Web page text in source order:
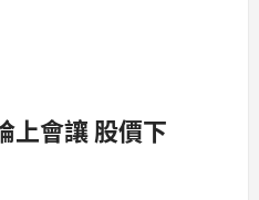
上會讓 股價下